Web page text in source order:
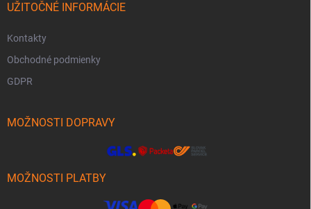
UŽITOČNÉ INFORMÁCIE
Kontakty
Obchodné podmienky
GDPR
MOŽNOSTI DOPRAVY
MOŽNOSTI PLATBY